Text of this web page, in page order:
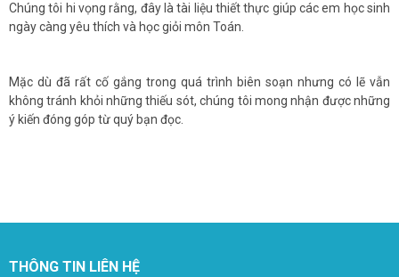
Chúng tôi hi vọng rằng, đây là tài liệu thiết thực giúp các em học sinh
ngày càng yêu thích và học giỏi môn Toán.
Mặc dù đã rất cố gắng trong quá trình biên soạn nhưng có lẽ vẫn
không tránh khỏi những thiếu sót, chúng tôi mong nhận được những
ý kiến đóng góp từ quý bạn đọc.
THÔNG TIN LIÊN HỆ